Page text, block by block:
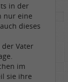
in der
nur eine
dieses
der Vater
im
sie ihre